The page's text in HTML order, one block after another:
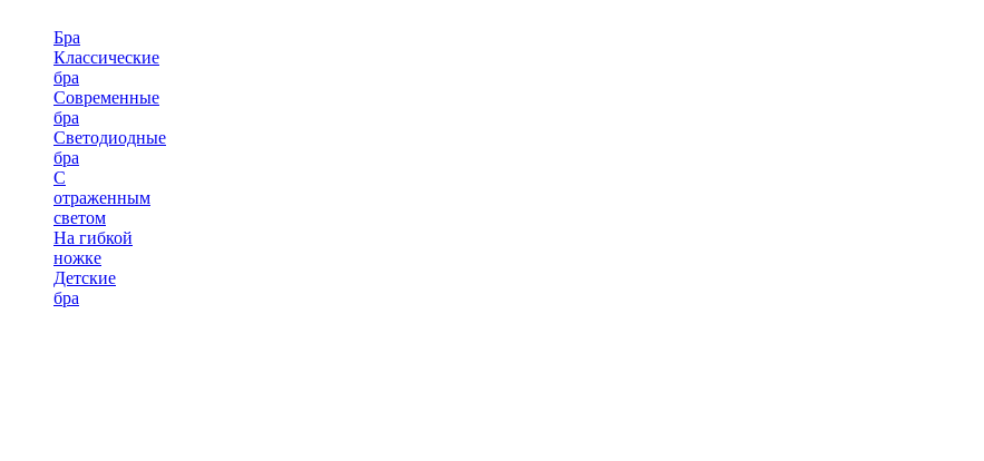
Бра
Классические
бра
Современные
бра
Светодиодные
бра
С
отраженным
светом
На гибкой
ножке
Детские
бра